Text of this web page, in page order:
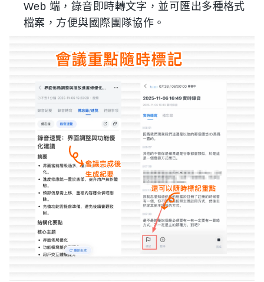
Web 端，錄音即時轉文字，並可匯出多種格式
檔案，方便與國際團隊協作。